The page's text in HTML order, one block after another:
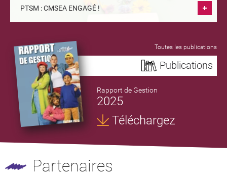
PTSM : CMSEA ENGAGÉ !
Toutes les publications
Publications
Rapport de Gestion
2025
Téléchargez
Partenaires